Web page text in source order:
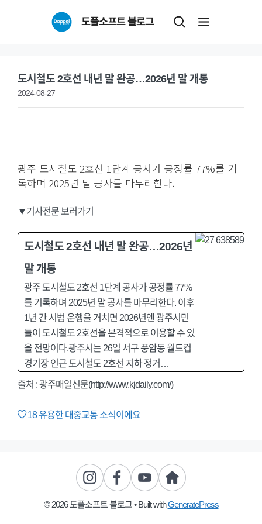
도플소프트 블로그
도시철도 2호선 내년 말 완공…2026년 말 개통
2024-08-27
광주 도시철도 2호선 1단계 공사가 공정률 77%를 기
록하며 2025년 말 공사를 마무리한다.
▼기사전문 보러가기
도시철도 2호선 내년 말 완공…2026년
말 개통
광주 도시철도 2호선 1단계 공사가 공정률 77%
를 기록하며 2025년 말 공사를 마무리한다. 이후
1년 간 시범 운행을 거치면 2026년엔 광주시민
들이 도시철도 2호선을 본격적으로 이용할 수 있
을 전망이다.광주시는 26일 서구 풍암동 월드컵
경기장 인근 도시철도 2호선 지하 정거…
출처 : 광주매일신문(http://www.kjdaily.com/)
18유용한 대중교통 소식이에요
© 2026 도플소프트 블로그• Built withGeneratePress